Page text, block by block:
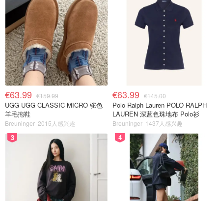
€63.99 €159.99
UGG UGG CLASSIC MICRO 驼色
羊毛拖鞋
Breuninger 2015人感兴趣
€63.99 €145.00
Polo Ralph Lauren POLO RALPH
LAUREN 深蓝色珠地布 Polo衫
Breuninger 1437人感兴趣
3 4